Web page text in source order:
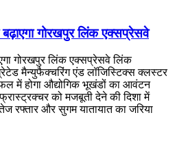
बढ़ाएगा गोरखपुर लिंक एक्सप्रेसवे
गोरखपुर लिंक एक्सप्रेसवे लिंक
मैन्युफैक्चरिंग एंड लॉजिस्टिक्स क्लस्टर
में होगा औद्योगिक भूखंडों का आवंटन
को मजबूती देने की दिशा में
रफ्तार और सुगम यातायात का जरिया